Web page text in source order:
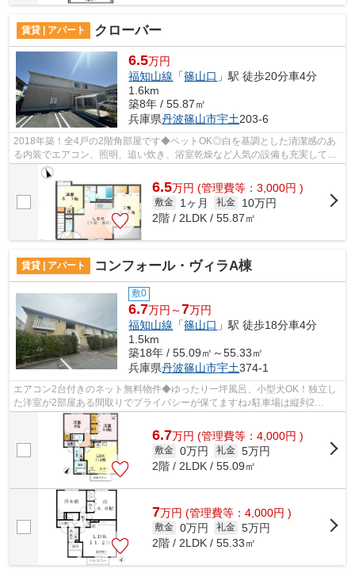
賃貸 | アパート クローバー
6.5万円
福知山線 「篠山口 」駅 徒歩20分車4分
1.6km
築8年 / 55.87㎡
兵庫県丹波篠山市宇土203-6
2018年築！全4戸の2階角部屋です◆ペットOK◎白を基調とした清潔感のあ
る内装でエアコン、照明、追い炊き、浴室乾燥など人気の設備も充実してい
ます◎
6.5万円 (管理費等：3,000円 )
敷金 1ヶ月 礼金
10万円
2階 / 2LDK / 55.87㎡
賃貸 | アパート コンフォール・ヴィラA棟
敷0
6.7万円～7万円
福知山線 「篠山口 」駅 徒歩18分車4分
1.5km
築18年 / 55.09㎡～55.33㎡
兵庫県丹波篠山市宇土374-1
エアコン2台付きのネット無料物件◆ゆったり一坪風呂、小型犬OK！独立し
た洋室が2部屋ある間取りでプライバシーが保てますね♪駐車場は縦列2
台/6,600円の区画あり♪
6.7万円 (管理費等：4,000円 )
敷金 0万円 礼金 5万円
2階 / 2LDK / 55.09㎡
7万円 (管理費等：4,000円 )
敷金 0万円 礼金 5万円
2階 / 2LDK / 55.33㎡